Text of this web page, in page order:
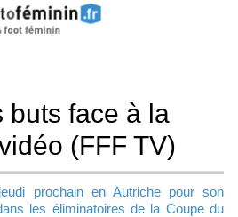
buts face à la
(FFF TV)
prochain en Autriche pour son
les éliminatoires de la Coupe du